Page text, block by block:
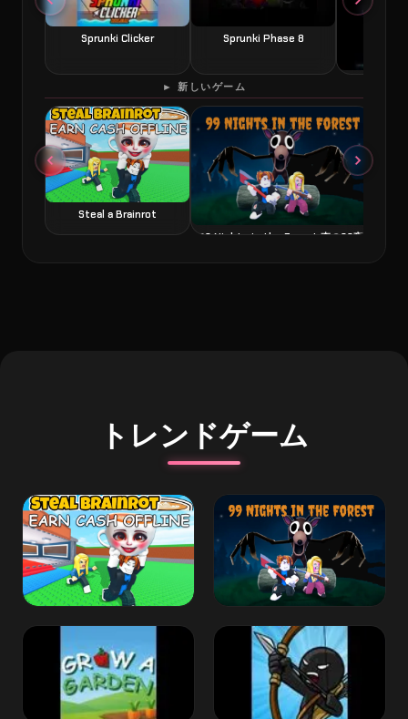
Sprunki Clicker Sprunki Phase 8
► 新しいゲーム
Steal a Brainrot
99 Nights in the Forest 森の99夜
トレンドゲーム